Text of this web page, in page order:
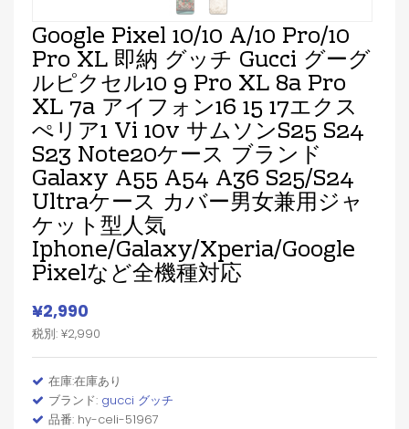
Google Pixel 10/10 A/10 Pro/10
Pro XL 即納 グッチ Gucci グーグ
ルピクセル10 9 Pro XL 8a Pro
XL 7a アイフォン16 15 17エクス
ぺリア1 Vi 10v サムソンs25 S24
S23 Note20ケース ブランド
Galaxy A55 A54 A36 S25/S24
Ultraケース カバー男女兼用ジャ
ケット型人気
Iphone/Galaxy/Xperia/Google
Pixelなど全機種対応
¥2,990
税別: ¥2,990
在庫:在庫あり
ブランド: gucci グッチ
品番: hy-celi-51967